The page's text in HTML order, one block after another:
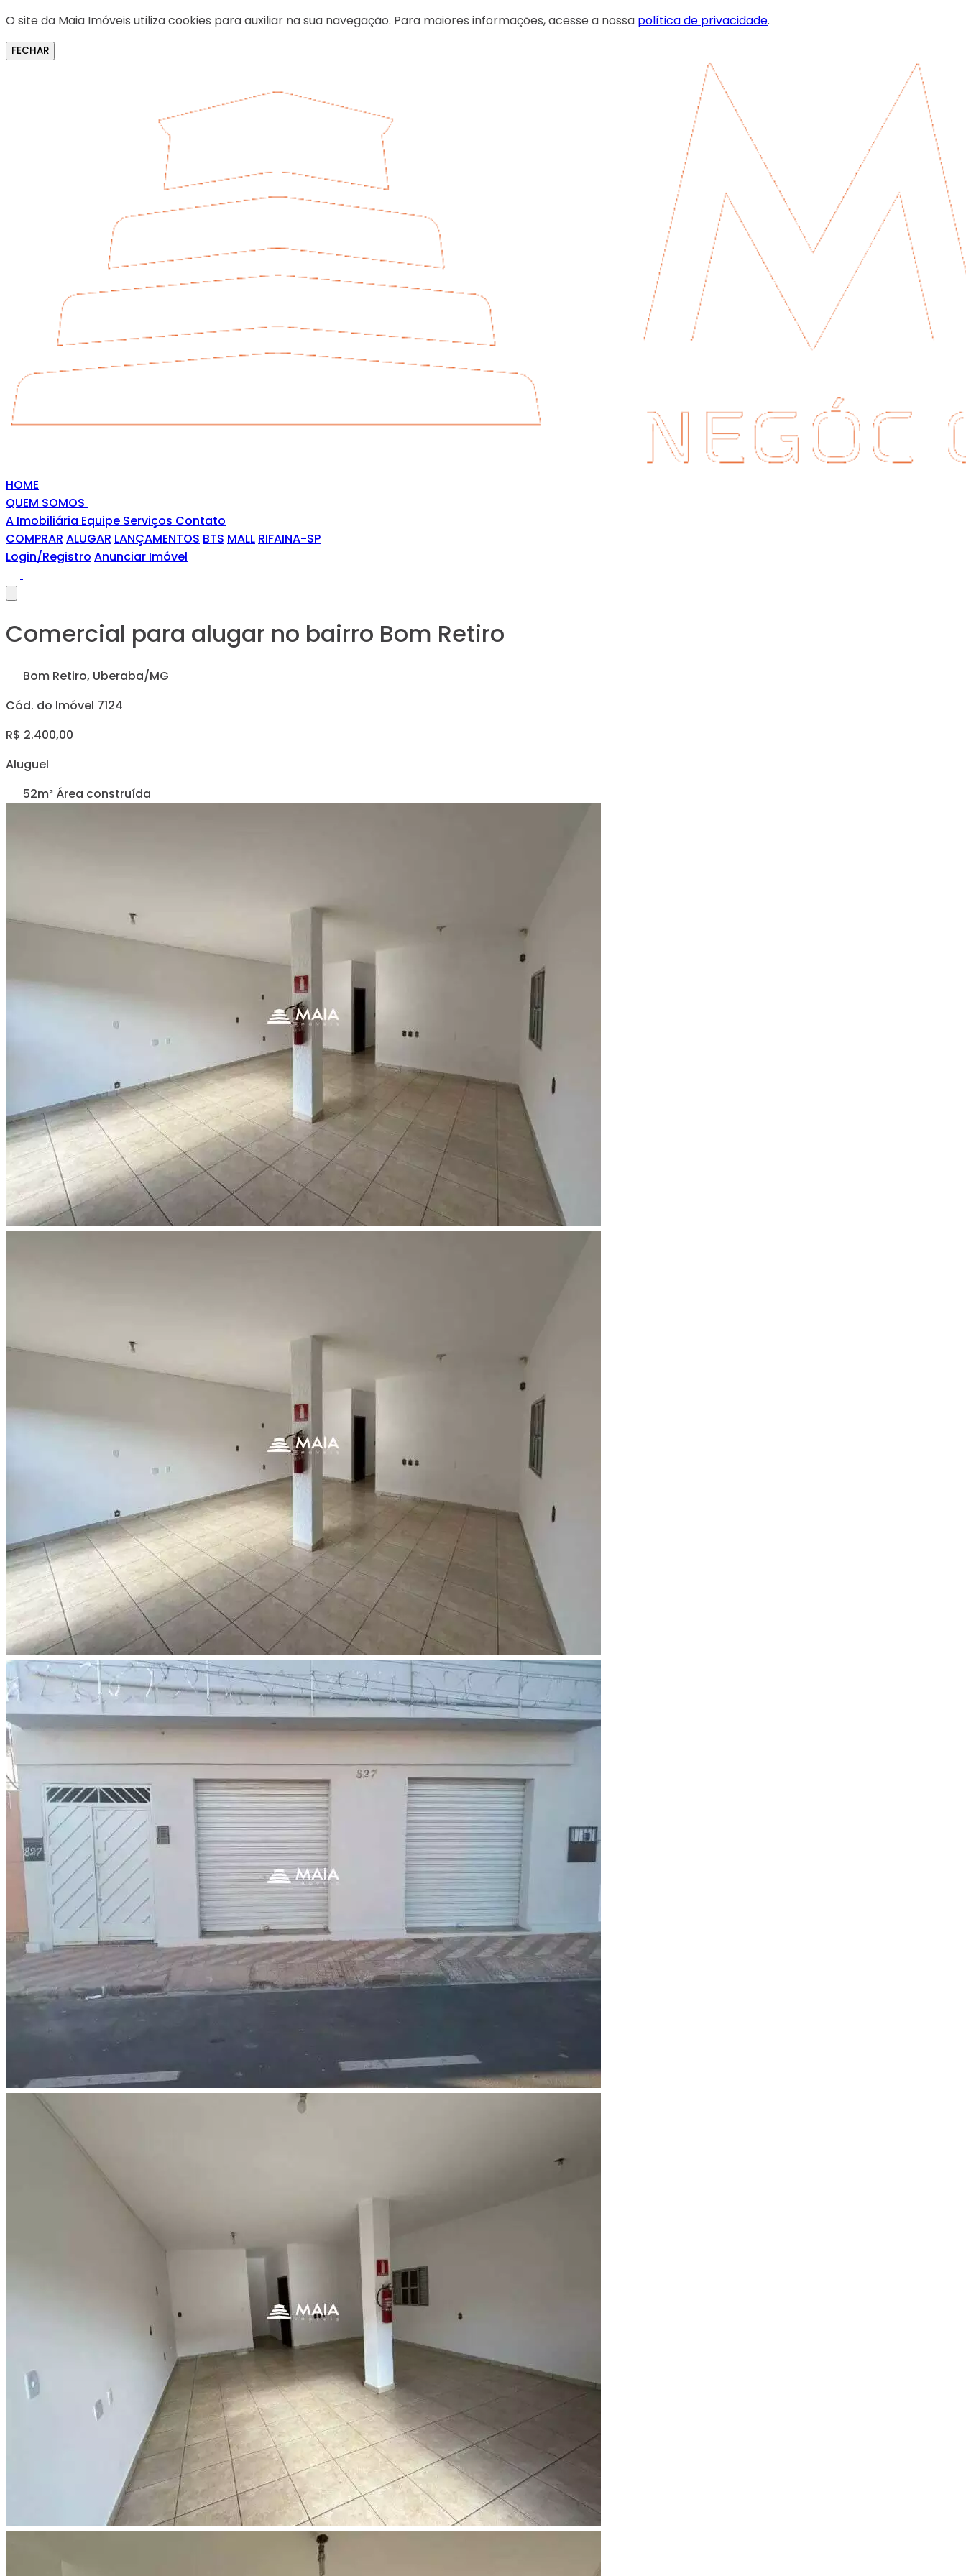
O site da Maia Imóveis utiliza cookies para auxiliar na sua navegação. Para maiores informações, acesse a nossa política de privacidade.
FECHAR
HOME
QUEM SOMOS
A Imobiliária Equipe Serviços Contato
COMPRAR ALUGAR LANÇAMENTOS BTS MALL RIFAINA-SP
Login/Registro Anunciar Imóvel
Comercial para alugar no bairro Bom Retiro
Bom Retiro, Uberaba/MG
Cód. do Imóvel 7124
R$ 2.400,00
Aluguel
52m² Área construída